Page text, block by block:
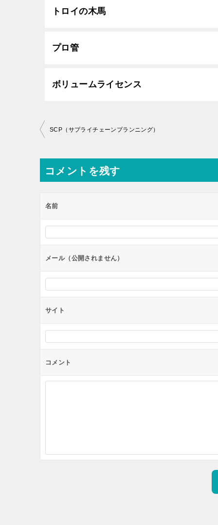
トロイの木馬
プロ管
ボリュームライセンス
投
ナ
ビ
ー
ョ
ン
SCP（サプライチェーンプランニング）
コメントを残す
名前
メール（公開されません）
サイト
コメント